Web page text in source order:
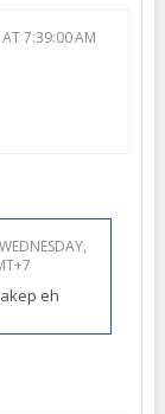
7:39:00 AM
WEDNESDAY,
eh